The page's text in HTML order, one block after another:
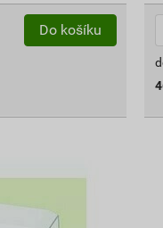
Do košíku